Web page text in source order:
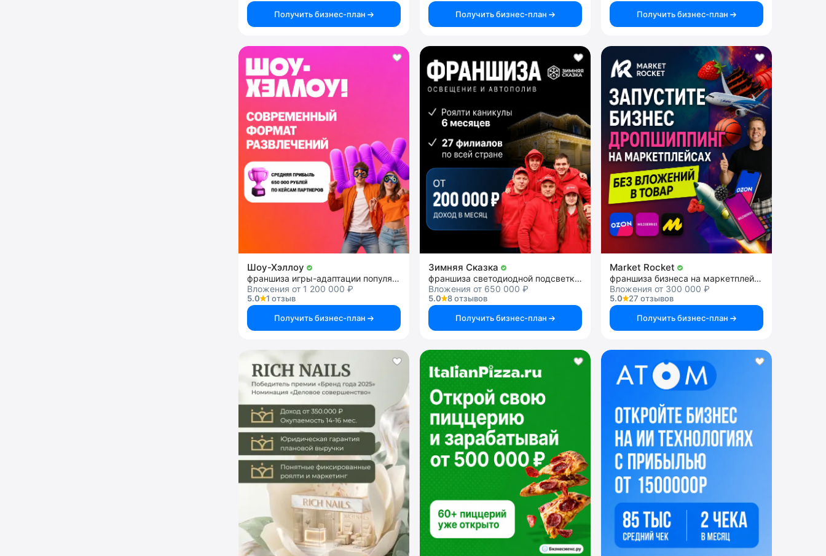
Получить бизнес-план
Получить бизнес-план
Получить бизнес-план
Шоу-Хэллоу
франшиза игры-адаптации популярных ТВ-шоу
Вложения от 1 200 000 ₽
5.0
1 отзыв
Получить бизнес-план
Зимняя Сказка
франшиза светодиодной подсветки фасадов
Вложения от 650 000 ₽
5.0
8 отзывов
Получить бизнес-план
Market Rocket
франшиза бизнеса на маркетплейсах
Вложения от 300 000 ₽
5.0
27 отзывов
Получить бизнес-план